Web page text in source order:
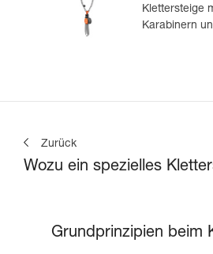
Klettersteige
Karabinern
Zurück
Wozu ein spezielles
Grundprinzipien beim